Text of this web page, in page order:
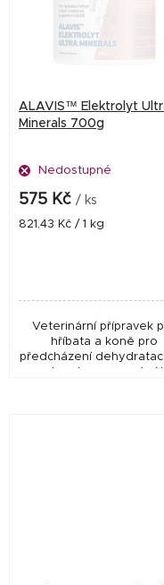
ALAVIS™ Elektrolyt
Minerals 700g
Nedostupné
575 Kč / ks
Měrná
821,43 Kč / 1 kg
Veterinární přípravek
hříbata a koně pro
předcházení